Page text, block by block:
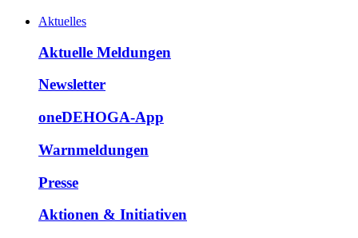
Aktuelles
Aktuelle Meldungen
Newsletter
oneDEHOGA-App
Warnmeldungen
Presse
Aktionen & Initiativen